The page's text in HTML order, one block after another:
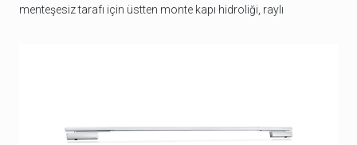
menteşesiz tarafı için üstten monte kapı hidroliği, raylı